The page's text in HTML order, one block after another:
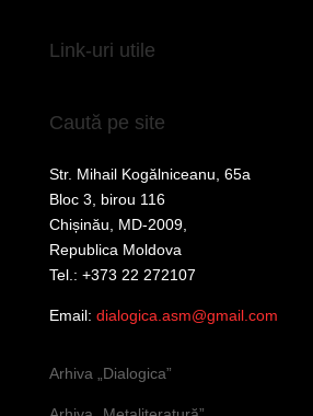
Link-uri utile
Caută pe site
Str. Mihail Kogălniceanu, 65a
Bloc 3, birou 116
Chișinău, MD-2009,
Republica Moldova
Tel.: +373 22 272107
Email: dialogica.asm@gmail.com
Arhiva „Dialogica”